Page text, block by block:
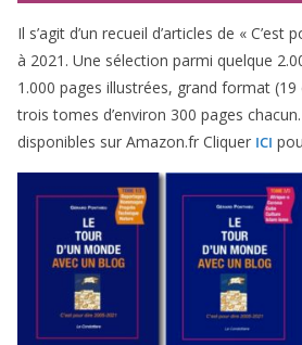
Il s’agit d’un recueil d’ar­ticles de « C’est
à 2021 . Une sélec­tion par­mi quelque 2.
1 .000 pages illus­trées, grand for­mat (19
trois tomes d’environ 300 pages
dis­po­nibles sur Amazon​.fr Cliquer ICI